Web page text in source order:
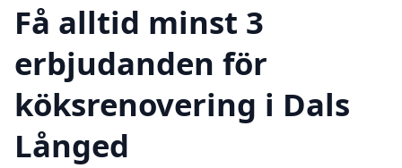
Få alltid minst 3
erbjudanden för
köksrenovering i Dals
Långed